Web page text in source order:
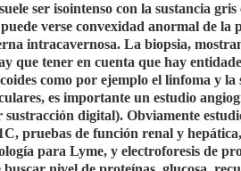
ser isointenso con la sustancia
verse convexidad anormal de la
intracavernosa. La biopsia,
que tener en cuenta que hay
como por ejemplo el linfoma y
es importante un estudio
digital). Obviamente
pruebas de función renal y
para Lyme, y electroforesis de